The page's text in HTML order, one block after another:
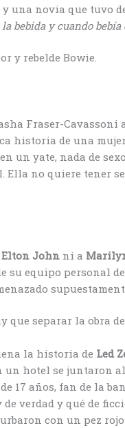
una novia que tuvo
bebida y cuando
y rebelde Bowie.
Fraser-Cavassoni
historia de una
un yate, nada de
Ella no quiere tener
Elton John ni a
su equipo personal
que separar la obra
la historia de Led
un hotel se juntaron
17 años, fan de la
de verdad y qué de
con un pez